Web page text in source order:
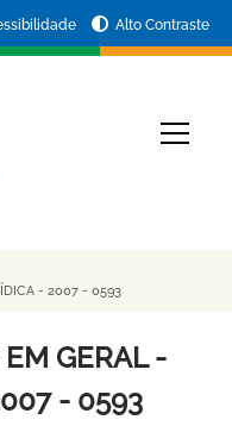
Alto Contraste
- 2007 - 0593
GERAL -
- 0593